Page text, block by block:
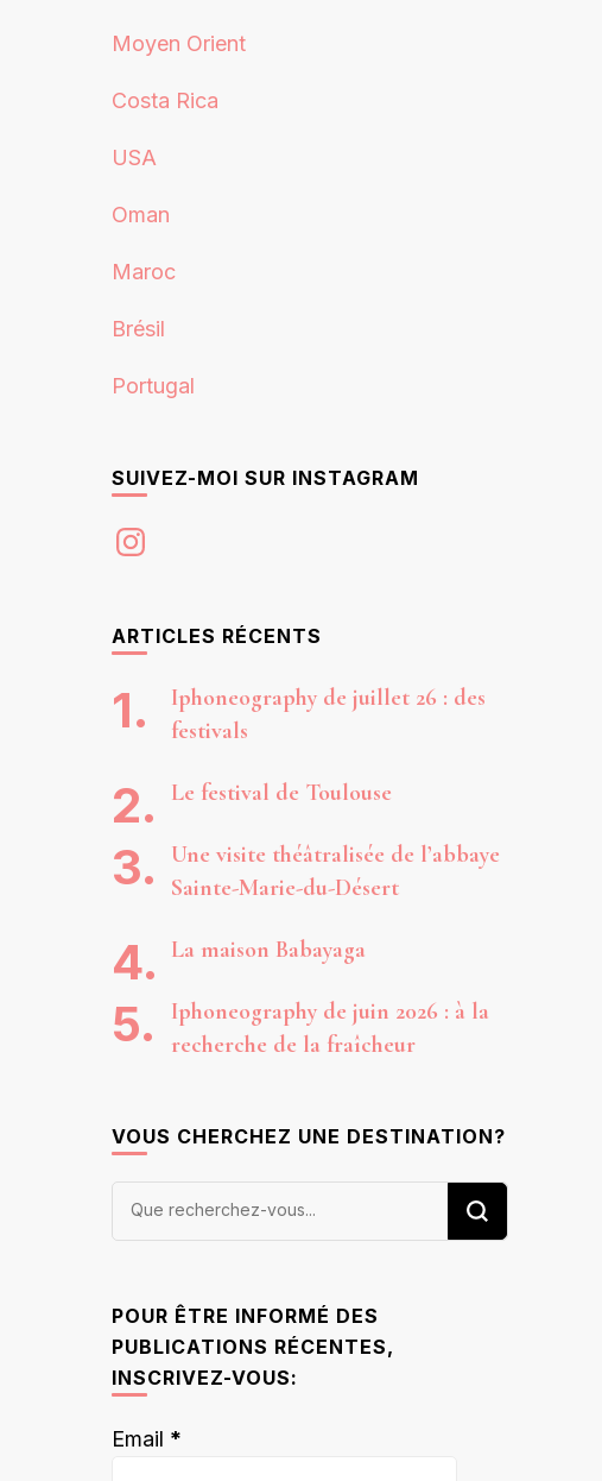
Moyen Orient
Costa Rica
USA
Oman
Maroc
Brésil
Portugal
SUIVEZ-MOI SUR INSTAGRAM
Instagram
ARTICLES RÉCENTS
Iphoneography de juillet 26 : des
festivals
Le festival de Toulouse
Une visite théâtralisée de l’abbaye
Sainte-Marie-du-Désert
La maison Babayaga
Iphoneography de juin 2026 : à la
recherche de la fraîcheur
VOUS CHERCHEZ UNE DESTINATION?
Vous
POUR ÊTRE INFORMÉ DES
PUBLICATIONS RÉCENTES,
INSCRIVEZ-VOUS:
Email *